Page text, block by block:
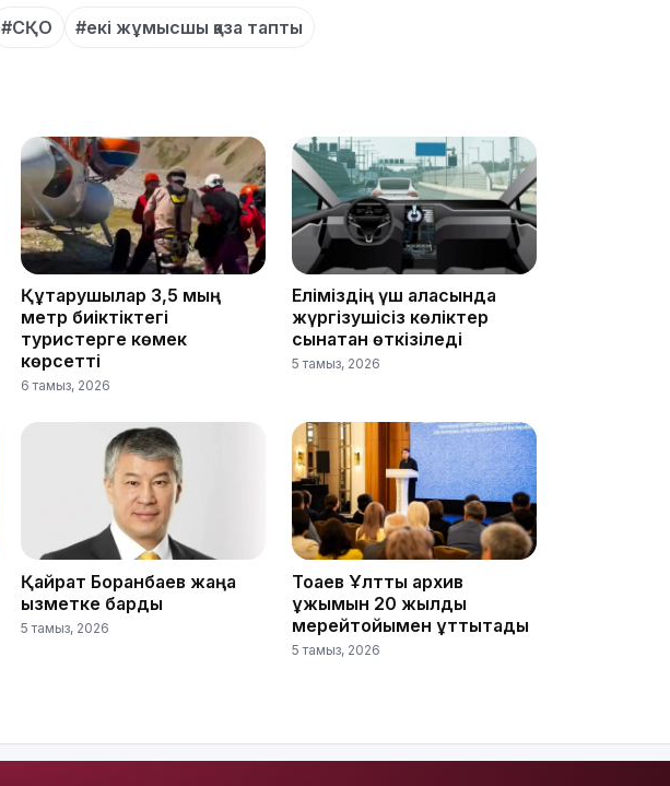
#СҚО #екі жұмысшы қаза тапты
Құтқарушылар 3,5 мың
метр биіктіктегі
туристерге көмек
көрсетті
6 тамыз, 2026
Еліміздің үш қаласында
жүргізушісіз көліктер
сынақтан өткізіледі
5 тамыз, 2026
Қайрат Боранбаев жаңа
қызметке барды
5 тамыз, 2026
Тоқаев Ұлттық архив
ұжымын 20 жылдық
мерейтойымен құттықтады
5 тамыз, 2026